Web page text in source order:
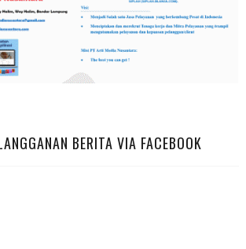
BERITA VIA FACEBOOK